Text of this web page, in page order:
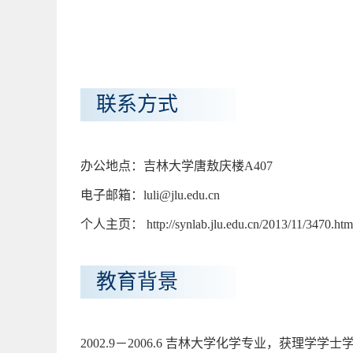
联系方式
办公地点：吉林大学唐敖庆楼A407
电子邮箱：luli@jlu.edu.cn
个人主页： http://synlab.jlu.edu.cn/2013/11/
教育背景
2002.9－2006.6 吉林大学化学专业，获理学学士